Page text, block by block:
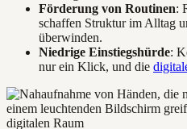
Förderung von Routinen:
schaffen Struktur im Alltag
überwinden.
Niedrige Einstiegshürde:
nur ein Klick, und die